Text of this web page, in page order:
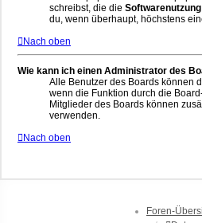
schreibst, die die
du, wenn überhaupt, höchstens
Nach oben
Wie kann ich einen Administrator des
Alle Benutzer des Boards können
wenn die Funktion durch die
Mitglieder des Boards können
verwenden.
Nach oben
Foren-